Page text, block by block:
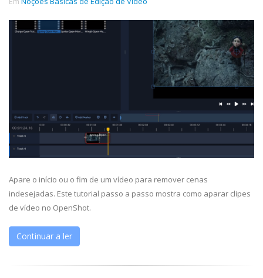
Apare o início ou o fim de um vídeo para remover cenas
indesejadas. Este tutorial passo a passo mostra como aparar clipes
de vídeo no OpenShot.
Continuar a ler